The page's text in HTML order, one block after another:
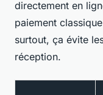
directement en
paiement
surtout, ça évite
réception.